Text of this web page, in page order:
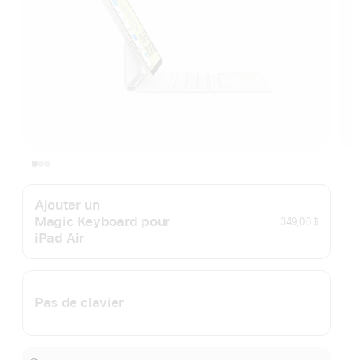
Ajouter un
Magic Keyboard pour
iPad Air
349,00 $
Pas de clavier